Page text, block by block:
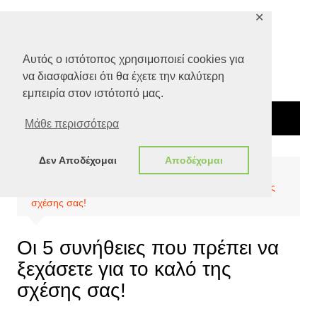
Αυτός ο ιστότοπος χρησιμοποιεί cookies για
να διασφαλίσει ότι θα έχετε την καλύτερη
εμπειρία στον ιστότοπό μας.
Μάθε περισσότερα
Δεν Αποδέχομαι Αποδέχομαι
✕
Ψυχολογία
Οι 5 συνήθειες που πρέπει να ξεχάσετε για το καλό της
σχέσης σας!
Οι 5 συνήθειες που πρέπει να
ξεχάσετε για το καλό της
σχέσης σας!